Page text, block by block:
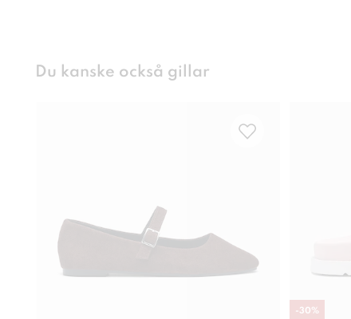
Du kanske också gillar
-30%